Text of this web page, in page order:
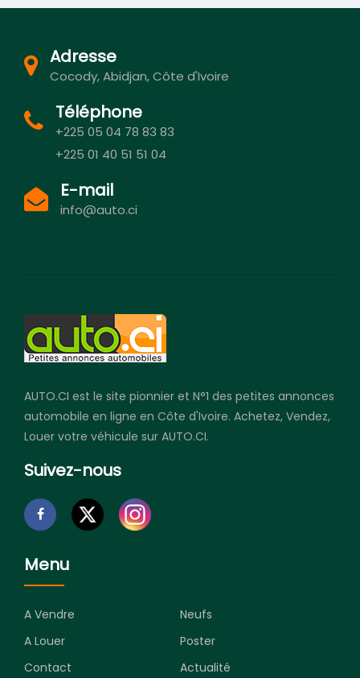
Adresse
Cocody, Abidjan, Côte d'Ivoire
Téléphone
+225 05 04 78 83 83
+225 01 40 51 51 04
E-mail
info@auto.ci
AUTO.CI est le site pionnier et N°1 des petites annonces
automobile en ligne en Côte d'Ivoire. Achetez, Vendez,
Louer votre véhicule sur AUTO.CI.
Suivez-nous
Menu
A Vendre
Neufs
A Louer
Poster
Contact
Actualité